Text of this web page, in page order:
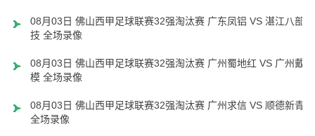
08月03日 佛山西甲足球联赛32强淘汰赛 广东凤铝 VS 湛江八部科
技 全场录像
08月03日 佛山西甲足球联赛32强淘汰赛 广州蜀地红 VS 广州戴拿
模 全场录像
08月03日 佛山西甲足球联赛32强淘汰赛 广州求信 VS 顺德新青年
全场录像